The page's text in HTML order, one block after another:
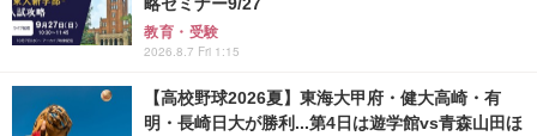
教育・受験
2026.8.7 Fri 1:15
【高校野球2026夏】東海大甲府・健大高崎・有
明・長崎日大が勝利...第4日は遊学館vs青森山田ほ